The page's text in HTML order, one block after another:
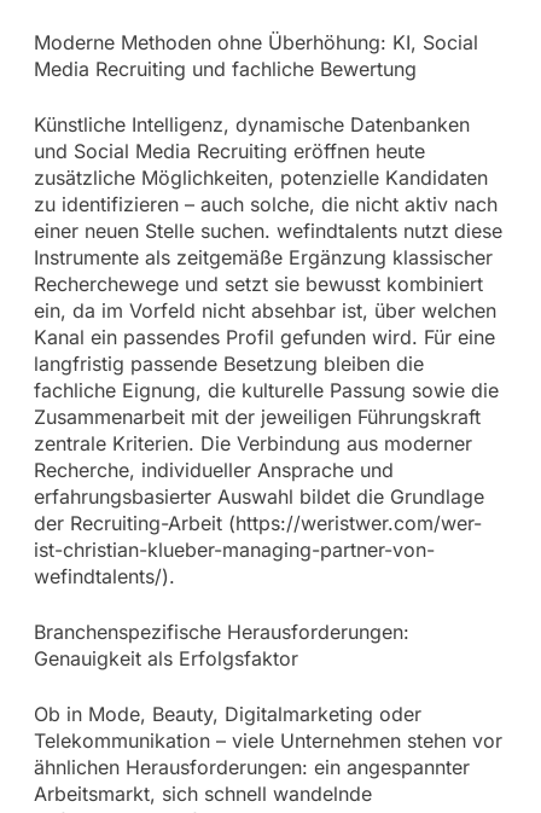
Moderne Methoden ohne Überhöhung: KI, Social
Media Recruiting und fachliche Bewertung
Künstliche Intelligenz, dynamische Datenbanken
und Social Media Recruiting eröffnen heute
zusätzliche Möglichkeiten, potenzielle Kandidaten
zu identifizieren – auch solche, die nicht aktiv nach
einer neuen Stelle suchen. wefindtalents nutzt diese
Instrumente als zeitgemäße Ergänzung klassischer
Recherchewege und setzt sie bewusst kombiniert
ein, da im Vorfeld nicht absehbar ist, über welchen
Kanal ein passendes Profil gefunden wird. Für eine
langfristig passende Besetzung bleiben die
fachliche Eignung, die kulturelle Passung sowie die
Zusammenarbeit mit der jeweiligen Führungskraft
zentrale Kriterien. Die Verbindung aus moderner
Recherche, individueller Ansprache und
erfahrungsbasierter Auswahl bildet die Grundlage
der Recruiting-Arbeit (https://weristwer.com/wer-
ist-christian-klueber-managing-partner-von-
wefindtalents/).
Branchenspezifische Herausforderungen:
Genauigkeit als Erfolgsfaktor
Ob in Mode, Beauty, Digitalmarketing oder
Telekommunikation – viele Unternehmen stehen vor
ähnlichen Herausforderungen: ein angespannter
Arbeitsmarkt, sich schnell wandelnde